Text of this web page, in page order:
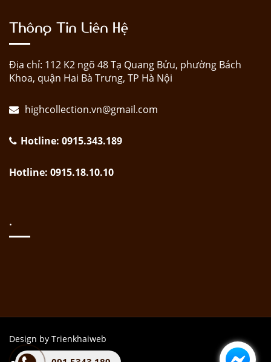
Thông Tin Liên Hệ
Địa chỉ: 112 K2 ngõ 48 Tạ Quang Bửu, phường Bách
Khoa, quận Hai Bà Trưng, TP Hà Nội
highcollection.vn@gmail.com
Hotline: 0915.343.189
Hotline: 0915.18.10.10
.
Design by Trienkhaiweb